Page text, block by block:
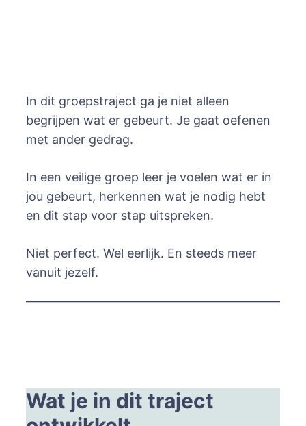
In dit groepstraject ga je niet alleen
begrijpen wat er gebeurt. Je gaat oefenen
met ander gedrag.
In een veilige groep leer je voelen wat er in
jou gebeurt, herkennen wat je nodig hebt
en dit stap voor stap uitspreken.
Niet perfect. Wel eerlijk. En steeds meer
vanuit jezelf.
Wat je in dit traject